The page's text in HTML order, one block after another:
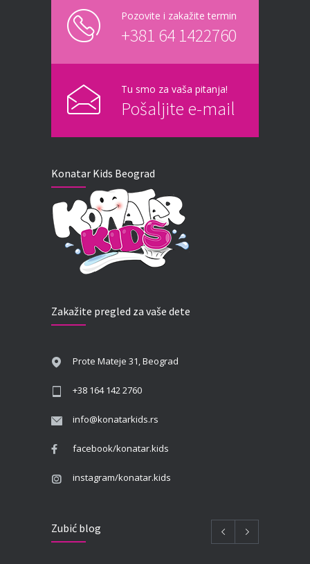
Pozovite i zakažite termin
+381 64 1422760
Tu smo za vaša pitanja!
Pošaljite e-mail
Konatar Kids Beograd
Zakažite pregled za vaše dete
Prote Mateje 31, Beograd
+38 164 142 2760
info@konatarkids.rs
facebook/konatar.kids
instagram/konatar.kids
Zubić blog